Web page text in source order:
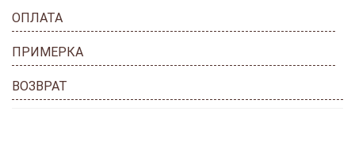
ОПЛАТА
ПРИМЕРКА
ВОЗВРАТ